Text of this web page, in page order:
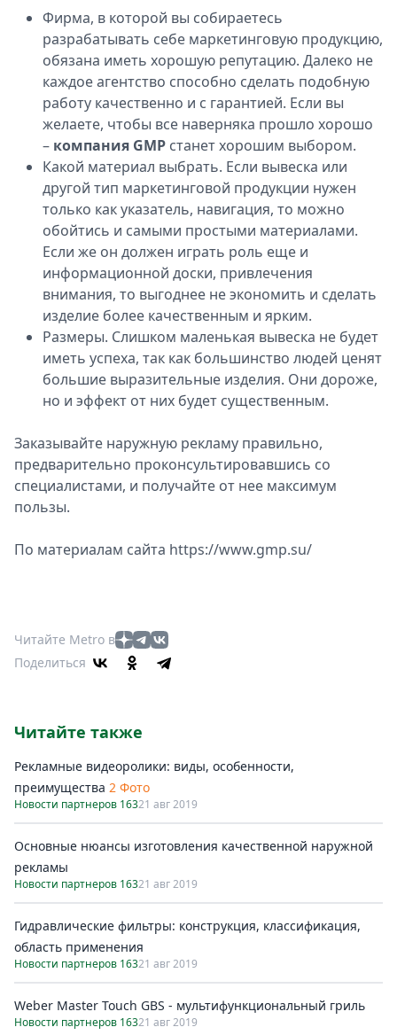
Фирма, в которой вы собираетесь
разрабатывать себе маркетинговую продукцию,
обязана иметь хорошую репутацию. Далеко не
каждое агентство способно сделать подобную
работу качественно и с гарантией. Если вы
желаете, чтобы все наверняка прошло хорошо
– компания GMP станет хорошим выбором.
Какой материал выбрать. Если вывеска или
другой тип маркетинговой продукции нужен
только как указатель, навигация, то можно
обойтись и самыми простыми материалами.
Если же он должен играть роль еще и
информационной доски, привлечения
внимания, то выгоднее не экономить и сделать
изделие более качественным и ярким.
Размеры. Слишком маленькая вывеска не будет
иметь успеха, так как большинство людей ценят
большие выразительные изделия. Они дороже,
но и эффект от них будет существенным.
Заказывайте наружную рекламу правильно,
предварительно проконсультировавшись со
специалистами, и получайте от нее максимум
пользы.
По материалам сайта https://www.gmp.su/
Читайте Metro в
Поделиться
Читайте также
Рекламные видеоролики: виды, особенности,
преимущества 2 Фото
Новости партнеров 16321 авг 2019
Основные нюансы изготовления качественной наружной
рекламы
Новости партнеров 16321 авг 2019
Гидравлические фильтры: конструкция, классификация,
область применения
Новости партнеров 16321 авг 2019
Weber Master Touch GBS - мультифункциональный гриль
Новости партнеров 16321 авг 2019